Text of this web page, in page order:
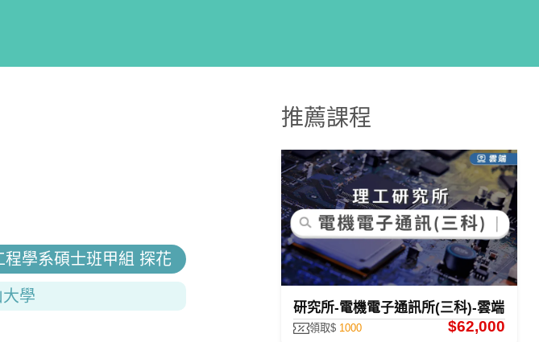
學系碩士班甲組 探花
學
推薦課程
研究所-電機電子通訊所(三科)-雲端
領取$ 1000 $62,000